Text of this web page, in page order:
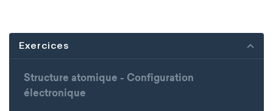
Exercices
Structure atomique - Configuration
électronique